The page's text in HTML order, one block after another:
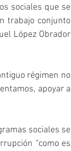
sociales que se
trabajo conjunto
López Obrador
régimen no
apoyar a
sociales se
“como es